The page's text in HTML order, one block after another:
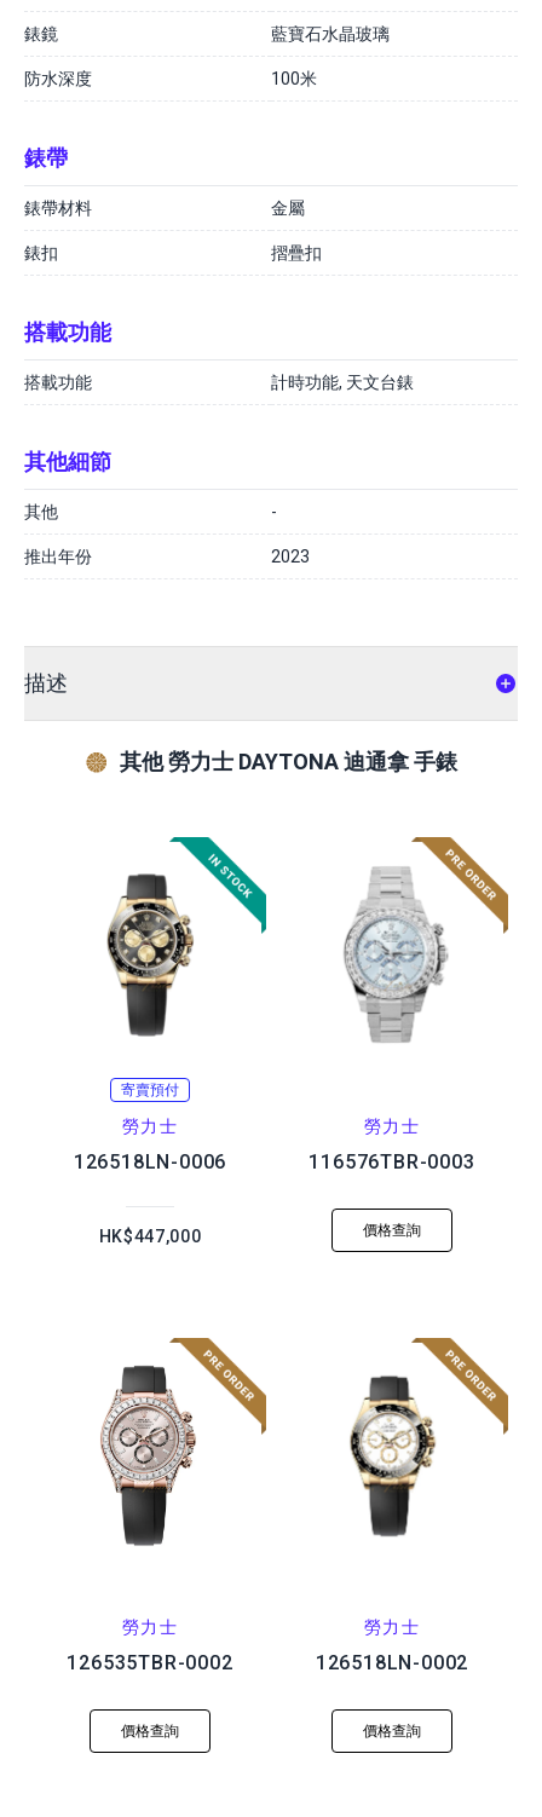
錶鏡 藍寶石水晶玻璃
防水深度 100米
錶帶
錶帶材料 金屬
錶扣 摺疊扣
搭載功能
搭載功能 計時功能, 天文台錶
其他細節
其他 -
推出年份 2023
描述
其他 勞力士 DAYTONA 迪通拿 手錶
寄賣預付
勞力士
126518LN-0006
HK$447,000
勞力士
116576TBR-0003
價格查詢
勞力士
126535TBR-0002
價格查詢
勞力士
126518LN-0002
價格查詢